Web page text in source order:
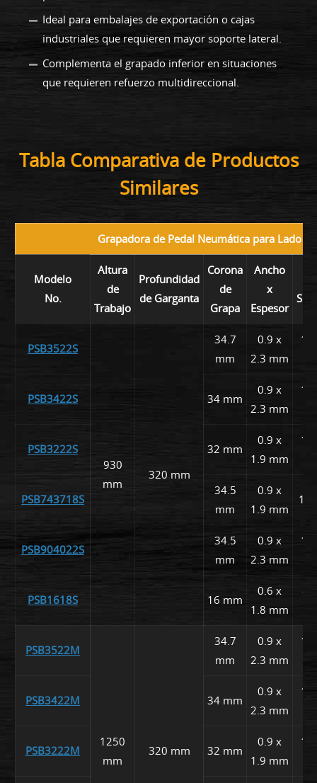
Ideal para embalajes de exportación o cajas
industriales que requieren mayor soporte lateral.
Complementa el grapado inferior en situaciones
que requieren refuerzo multidireccional.
Tabla Comparativa de Productos
Similares
Grapadora de Pedal Neumática para Lado
Modelo
No.
Altura
de
Trabajo
Profundidad
de Garganta
Corona
de
Grapa
Ancho
x
Espesor
PSB3522S
930
mm
320 mm
34.7
mm
0.9 x
2.3 mm
PSB3422S 34 mm
0.9 x
2.3 mm
PSB3222S 32 mm
0.9 x
1.9 mm
PSB743718S
34.5
mm
0.9 x
1.9 mm
PSB904022S
34.5
mm
0.9 x
2.3 mm
PSB1618S 16 mm
0.6 x
1.8 mm
8,
PSB3522M
1250
mm
320 mm
34.7
mm
0.9 x
2.3 mm
PSB3422M 34 mm
0.9 x
2.3 mm
PSB3222M 32 mm
0.9 x
1.9 mm